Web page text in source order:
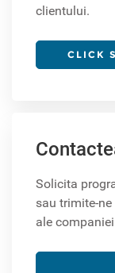
clientului.
CLICK
Solicita
sau trimite-
ale